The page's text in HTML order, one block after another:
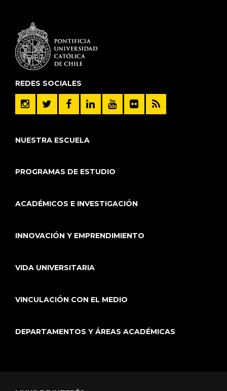
REDES SOCIALES
NUESTRA ESCUELA
PROGRAMAS DE ESTUDIO
ACADÉMICOS E INVESTIGACIÓN
INNOVACIÓN Y EMPRENDIMIENTO
VIDA UNIVERSITARIA
VINCULACIÓN CON EL MEDIO
DEPARTAMENTOS Y ÁREAS ACADÉMICAS